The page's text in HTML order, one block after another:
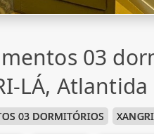
03
LÁ, Atlantida
03 DORMITÓRIOS